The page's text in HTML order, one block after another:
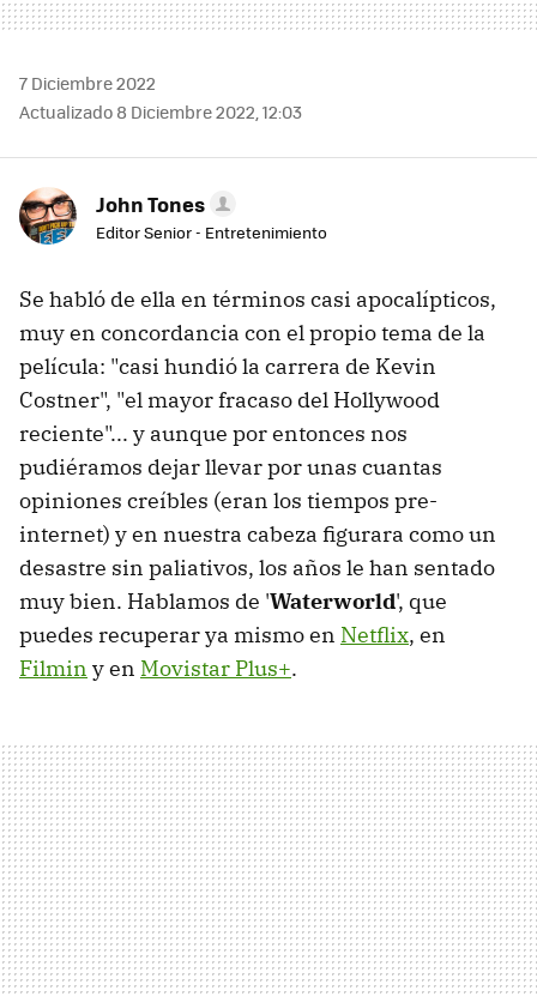
7 Diciembre 2022
Actualizado 8 Diciembre 2022, 12:03
John Tones
Editor Senior - Entretenimiento
Se habló de ella en términos casi apocalípticos,
muy en concordancia con el propio tema de la
película: "casi hundió la carrera de Kevin
Costner", "el mayor fracaso del Hollywood
reciente"... y aunque por entonces nos
pudiéramos dejar llevar por unas cuantas
opiniones creíbles (eran los tiempos pre-
internet) y en nuestra cabeza figurara como un
desastre sin paliativos, los años le han sentado
muy bien. Hablamos de 'Waterworld', que
puedes recuperar ya mismo en Netflix, en
Filmin y en Movistar Plus+.